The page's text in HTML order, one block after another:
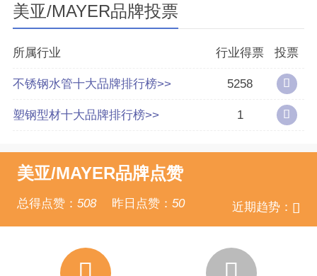
美亚/MAYER品牌投票
所属行业 行业得票 投票
不锈钢水管十大品牌排行榜>> 5258
塑钢型材十大品牌排行榜>> 1
美亚/MAYER品牌点赞
近期趋势：
总得点赞： 508 昨日点赞： 50